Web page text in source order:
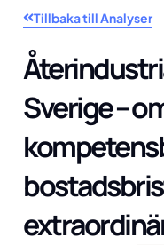
Tillbaka till Analyser
Sverige –